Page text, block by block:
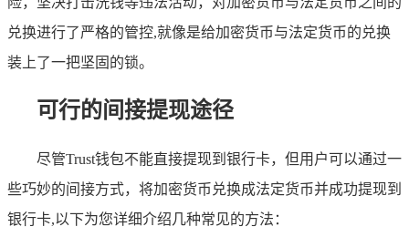
兑换进行了严格的管控,就像是给加密货币与法定货币的兑换
装上了一把坚固的锁。
可行的间接提现途径
尽管Trust钱包不能直接提现到银行卡，但用户可以通过一
些巧妙的间接方式，将加密货币兑换成法定货币并成功提现到
银行卡,以下为您详细介绍几种常见的方法：